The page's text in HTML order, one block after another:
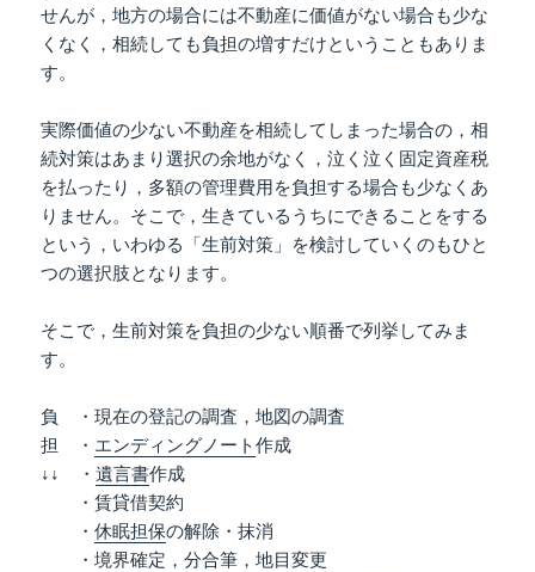
せんが，地方の場合には不動産に価値がない場合も少な
くなく，相続しても負担の増すだけということもありま
す。
実際価値の少ない不動産を相続してしまった場合の，相
続対策はあまり選択の余地がなく，泣く泣く固定資産税
を払ったり，多額の管理費用を負担する場合も少なくあ
りません。そこで，生きているうちにできることをする
という，いわゆる「生前対策」を検討していくのもひと
つの選択肢となります。
そこで，生前対策を負担の少ない順番で列挙してみま
す。
負 ・現在の登記の調査，地図の調査
担 ・ エンディングノート作成
↓↓ ・遺言書作成
・賃貸借契約
・休眠担保の解除・抹消
・境界確定，分合筆，地目変更